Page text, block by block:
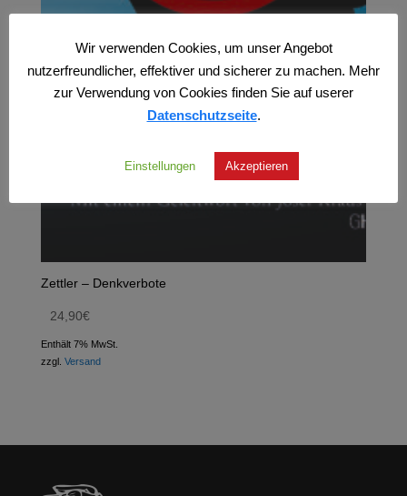
Zettler – Denkverbote
24,90€
Enthält 7% MwSt.
zzgl. Versand
Wir verwenden Cookies, um unser Angebot
nutzerfreundlicher, effektiver und sicherer zu machen. Mehr
zur Verwendung von Cookies finden Sie auf userer
Datenschutzseite.
Einstellungen Akzeptieren